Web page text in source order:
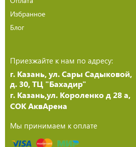
Избранное
Блог
Приезжайте к нам по адресу:
г. Казань, ул. Сары Садыковой,
д. 30, ТЦ "Бахадир"
г. Казань,ул. Короленко д 28 а,
СОК АквАрена
Мы принимаем к оплате